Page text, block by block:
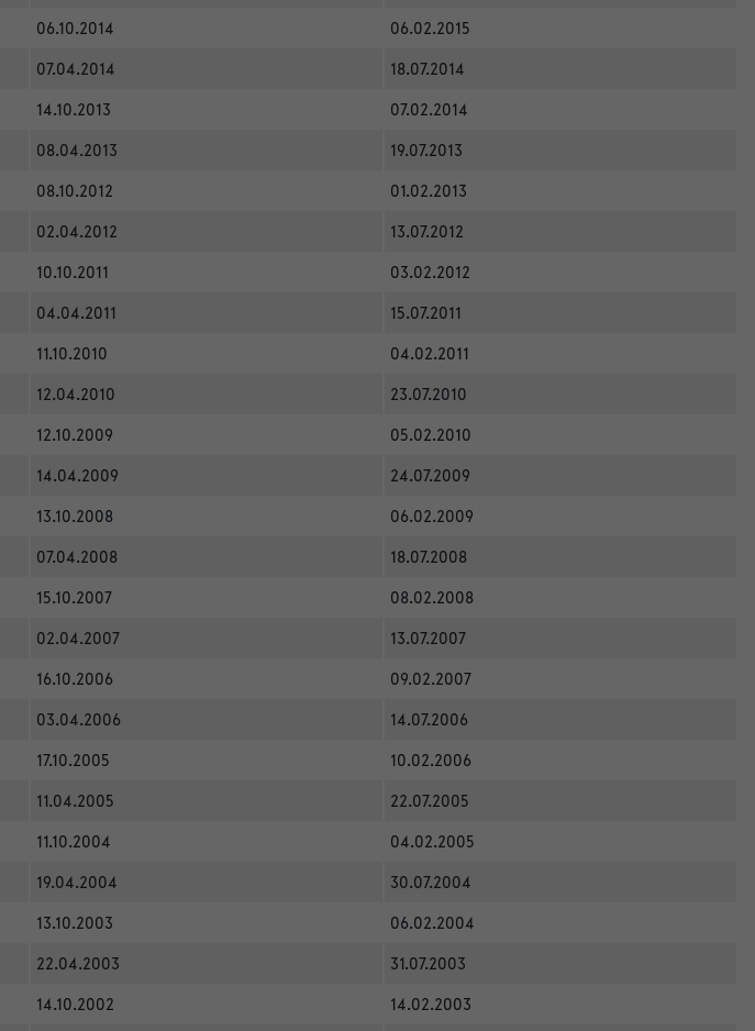
06.10.2014
06.02.2015
07.04.2014
18.07.2014
14.10.2013
07.02.2014
08.04.2013
19.07.2013
08.10.2012
01.02.2013
02.04.2012
13.07.2012
10.10.2011
03.02.2012
04.04.2011
15.07.2011
11.10.2010
04.02.2011
12.04.2010
23.07.2010
12.10.2009
05.02.2010
14.04.2009
24.07.2009
13.10.2008
06.02.2009
07.04.2008
18.07.2008
15.10.2007
08.02.2008
02.04.2007
13.07.2007
16.10.2006
09.02.2007
03.04.2006
14.07.2006
17.10.2005
10.02.2006
11.04.2005
22.07.2005
11.10.2004
04.02.2005
19.04.2004
30.07.2004
13.10.2003
06.02.2004
22.04.2003
31.07.2003
14.10.2002
14.02.2003